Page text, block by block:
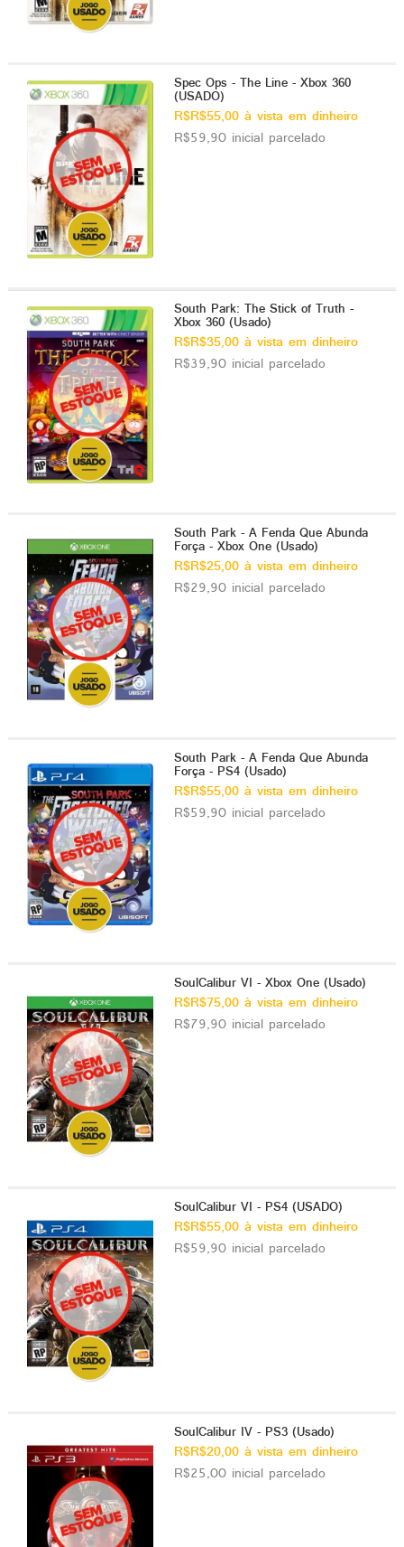
Spec Ops - The Line - Xbox 360
(USADO)
R$R$55,00 à vista em dinheiro
R$59,90 inicial parcelado
South Park: The Stick of Truth -
Xbox 360 (Usado)
R$R$35,00 à vista em dinheiro
R$39,90 inicial parcelado
South Park - A Fenda Que Abunda
Força - Xbox One (Usado)
R$R$25,00 à vista em dinheiro
R$29,90 inicial parcelado
South Park - A Fenda Que Abunda
Força - PS4 (Usado)
R$R$55,00 à vista em dinheiro
R$59,90 inicial parcelado
SoulCalibur VI - Xbox One (Usado)
R$R$75,00 à vista em dinheiro
R$79,90 inicial parcelado
SoulCalibur VI - PS4 (USADO)
R$R$55,00 à vista em dinheiro
R$59,90 inicial parcelado
SoulCalibur IV - PS3 (Usado)
R$R$20,00 à vista em dinheiro
R$25,00 inicial parcelado